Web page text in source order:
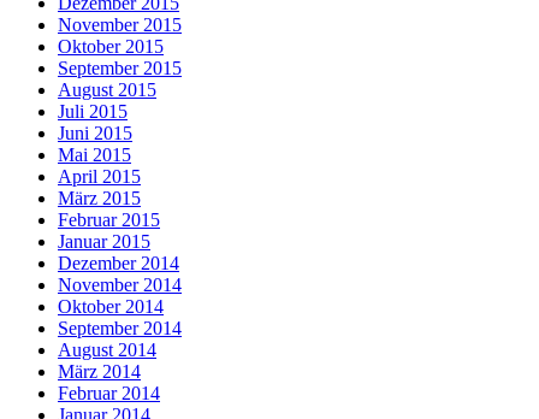
November 2015
Oktober 2015
September 2015
August 2015
Juli 2015
Juni 2015
Mai 2015
April 2015
März 2015
Februar 2015
Januar 2015
Dezember 2014
November 2014
Oktober 2014
September 2014
August 2014
März 2014
Februar 2014
Januar 2014